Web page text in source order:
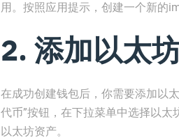
用。按照应用提示，创建一个新的
2. 添加以太
在成功创建钱包后，你需要添加以
代币”按钮，在下拉菜单中选择以太
以太坊资产。